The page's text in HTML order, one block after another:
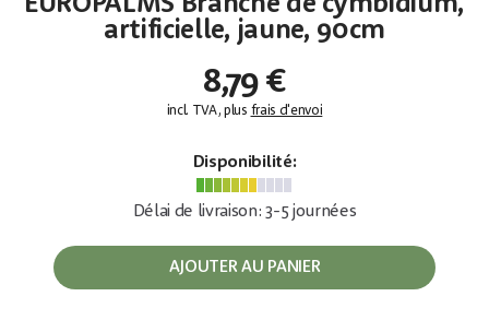
artificielle, jaune, 90cm
8,79 €
incl. TVA, plus frais d'envoi
Disponibilité:
Délai de livraison: 3-5 journées
AJOUTER AU PANIER